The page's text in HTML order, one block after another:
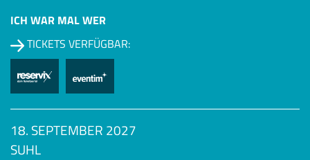
ICH WAR MAL WER
TICKETS VERFÜGBAR:
18. SEPTEMBER 2027
SUHL